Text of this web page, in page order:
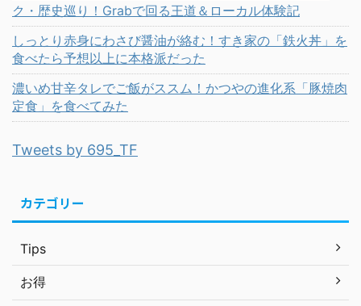
ク・歴史巡り！Grabで回る王道＆ローカル体験記
しっとり赤身にわさび醤油が絡む！すき家の「鉄火丼」を
食べたら予想以上に本格派だった
濃いめ甘辛タレでご飯がススム！かつやの進化系「豚焼肉
定食」を食べてみた
Tweets by 695_TF
カテゴリー
Tips
お得